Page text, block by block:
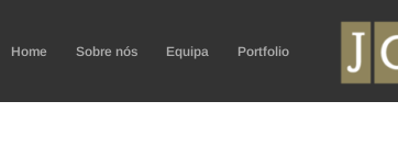
Home Sobre nós Equipa Portfolio